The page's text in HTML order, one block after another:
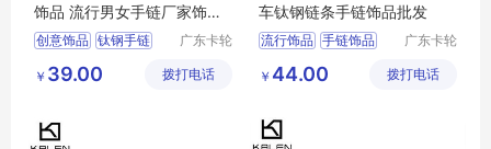
饰品 流行男女手链厂家饰品
批发
创意饰品 钛钢手链
流行男女手链
广东卡轮
公司
￥ 39.00 拨打电话
车钛钢链条手链饰品批发
流行饰品 手链饰品
链条手链饰品
广东卡轮
公司
￥ 44.00 拨打电话